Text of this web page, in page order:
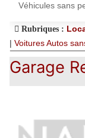
Véhicules sans
Rubriques :
| Voitures Autos
Garage